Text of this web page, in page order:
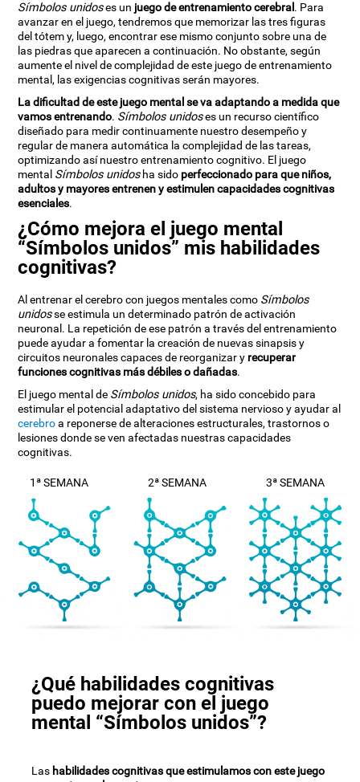
Símbolos unidoses un juego de entrenamiento cerebral. Para
avanzar en el juego, tendremos que memorizar las tres figuras
del tótem y, luego, encontrar ese mismo conjunto sobre una de
las piedras que aparecen a continuación. No obstante, según
aumente el nivel de complejidad de este juego de entrenamiento
mental, las exigencias cognitivas serán mayores.
La dificultad de este juego mental se va adaptando a medida que
vamos entrenando. Símbolos unidoses un recurso científico
diseñado para medir continuamente nuestro desempeño y
regular de manera automática la complejidad de las tareas,
optimizando así nuestro entrenamiento cognitivo. El juego
mental Símbolos unidosha sido perfeccionado para que niños,
adultos y mayores entrenen y estimulen capacidades cognitivas
esenciales.
¿Cómo mejora el juego mental
“Símbolos unidos” mis habilidades
cognitivas?
Al entrenar el cerebro con juegos mentales como Símbolos
unidosse estimula un determinado patrón de activación
neuronal. La repetición de ese patrón a través del entrenamiento
puede ayudar a fomentar la creación de nuevas sinapsis y
circuitos neuronales capaces de reorganizar y recuperar
funciones cognitivas más débiles o dañadas.
El juego mental de Símbolos unidos, ha sido concebido para
estimular el potencial adaptativo del sistema nervioso y ayudar al
cerebroa reponerse de alteraciones estructurales, trastornos o
lesiones donde se ven afectadas nuestras capacidades
cognitivas.
1ª SEMANA 2ª SEMANA 3ª SEMANA
¿Qué habilidades cognitivas
puedo mejorar con el juego
mental “Símbolos unidos”?
Las habilidades cognitivas que estimulamos con este juego